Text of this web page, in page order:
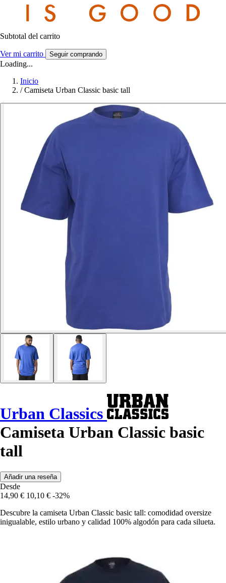
Subtotal del carrito
Ver mi carrito Seguir comprando
Loading...
Inicio
/ Camiseta Urban Classic basic tall
Urban Classics
Camiseta Urban Classic basic
tall
Añadir una reseña
Desde
14,90 € 10,10 € -32%
Descubre la camiseta Urban Classic basic tall: comodidad oversize
inigualable, estilo urbano y calidad 100% algodón para cada silueta.